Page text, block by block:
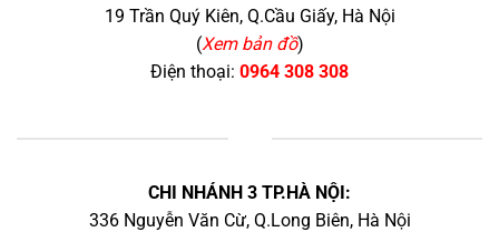
19 Trần Quý Kiên, Q.Cầu Giấy, Hà Nội
(Xem bản đồ)
Điện thoại: 0964 308 308
CHI NHÁNH 3 TP.HÀ NỘI:
336 Nguyễn Văn Cừ, Q.Long Biên, Hà Nội